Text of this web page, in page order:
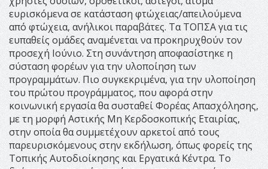
ευρισκόμενα σε κατάσταση φτώχειας/απειλούμενα
από φτώχεια, ανήλικοι παραβάτες. Τα ΤΟΠΣΑ για τις
ευπαθείς ομάδες αναμένεται να προκηρυχθούν τον
προσεχή Ιούνιο. Στη συνάντηση αποφασίστηκε η
σύσταση φορέων για την υλοποίηση των
προγραμμάτων. Πιο συγκεκριμένα, για την υλοποίηση
του πρώτου προγράμματος, που αφορά στην
κοινωνική εργασία θα συσταθεί Φορέας Απασχόλησης,
με τη μορφή Αστικής Μη Κερδοσκοπικής Εταιρίας,
στην οποία θα συμμετέχουν αρκετοί από τους
παρευρισκόμενους στην εκδήλωση, όπως φορείς της
Τοπικής Αυτοδιοίκησης και Εργατικά Κέντρα. Το